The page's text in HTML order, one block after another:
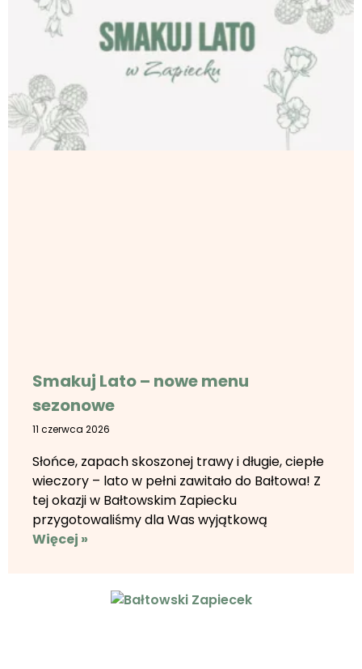
Smakuj Lato – nowe menu
sezonowe
11 czerwca 2026
Słońce, zapach skoszonej trawy i długie, ciepłe
wieczory – lato w pełni zawitało do Bałtowa! Z
tej okazji w Bałtowskim Zapiecku
przygotowaliśmy dla Was wyjątkową
Więcej »